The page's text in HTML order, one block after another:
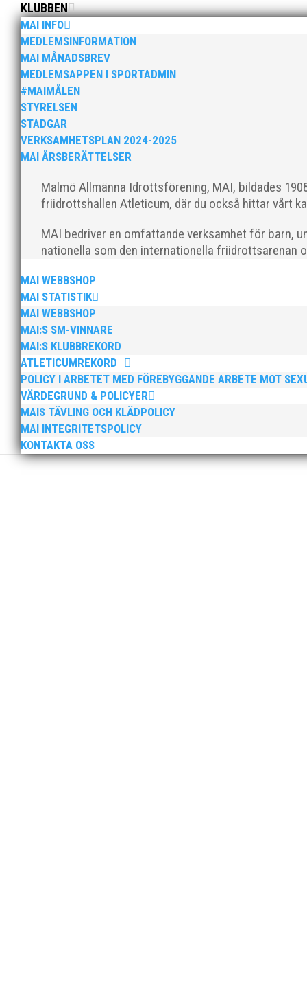
KLUBBEN
MAI INFO
MEDLEMSINFORMATION
MAI MÅNADSBREV
MEDLEMSAPPEN I SPORTADMIN
#MAIMÅLEN
STYRELSEN
STADGAR
VERKSAMHETSPLAN 2024-2025
MAI ÅRSBERÄTTELSER
Malmö Allmänna Idrottsförening, MAI, bildades
friidrottshallen Atleticum, där du också hittar vårt
MAI bedriver en omfattande verksamhet för barn,
nationella som den internationella friidrottsarenan
MAI WEBBSHOP
MAI STATISTIK
MAI WEBBSHOP
MAI:S SM-VINNARE
MAI:S KLUBBREKORD
ATLETICUMREKORD
POLICY I ARBETET MED FÖREBYGGANDE ARBETE MOT
VÄRDEGRUND & POLICYER
MAIS TÄVLING OCH KLÄDPOLICY
MAI INTEGRITETSPOLICY
KONTAKTA OSS
Nu är hösten här och för oss MAI:re
från mig som ordförande i vår anrika
Sprinterdrottningen Julia Henriksson vann